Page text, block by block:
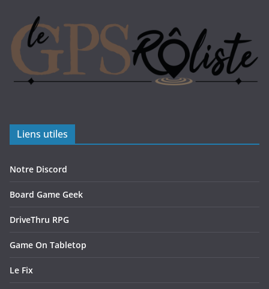
Liens utiles
Notre Discord
Board Game Geek
DriveThru RPG
Game On Tabletop
Le Fix